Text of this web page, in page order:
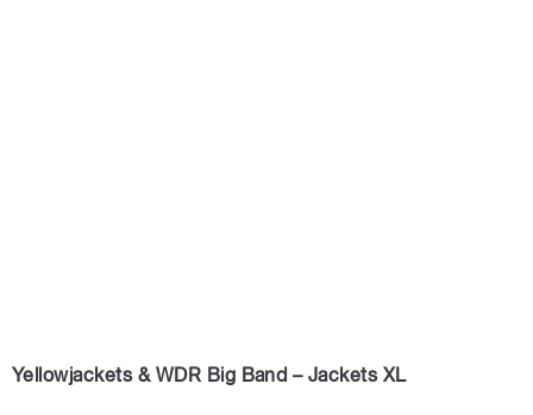
Yellowjackets & WDR Big Band – Jackets XL